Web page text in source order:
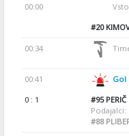
00:00
#20
00:34
00:41 Gol
0 : 1
#95PERIČ
Podajalci:
#88